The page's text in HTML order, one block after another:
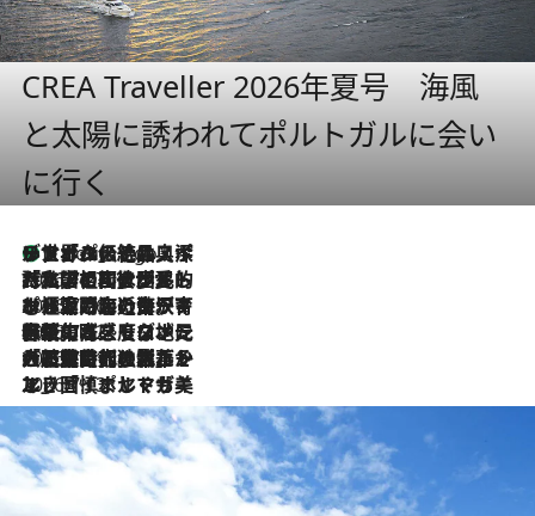
CREA Traveller 2026年夏号 海風
と太陽に誘われてポルトガルに会い
に行く
9 Hours Ago
リスボンの絶品スイーツ「パステル・デ・ナタ」とは？ポルトガル伝統の奥深い世界へ
2026.7.27
「私の祖国はポルトガル語です」国民的詩人フェルナンド・ペソアと、彼が愛した文学の街を歩く
2026.7.26
ポルトガル近海が育む極上の海の幸。キリリと冷えた白ワインと愉しむ、シーフード専門店の贅沢
2026.7.22
伝統の味をモダンに昇華。高感度な地元客が集う、リスボンの最旬ガストロノミー
2026.7.21
大航海時代の栄華から、震災、独裁、そして革命へ。ポルトガル・首都リスボンの石畳に刻まれた「歴史の光と影」
2026.7.13
エッセイ・ヤマザキマリ「慎ましくも美しき国 ポルトガル」